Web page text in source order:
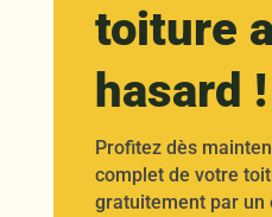
toiture
hasard !
Profitez dès
complet de votre
gratuitement par un